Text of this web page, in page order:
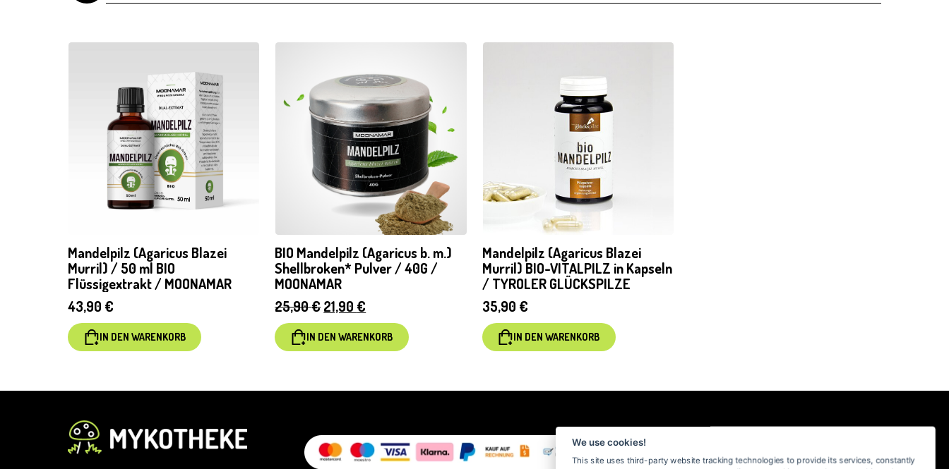
Mandelpilz (Agaricus Blazei
Murril) / 50 ml BIO
Flüssigextrakt / MOONAMAR
43,90 €
IN DEN WARENKORB
BIO Mandelpilz (Agaricus b. m.)
Shellbroken* Pulver / 40G /
MOONAMAR
25,90€Ursprünglicher
Preis
war:
21,90 €
Preis
ist:
IN DEN WARENKORB
Mandelpilz (Agaricus Blazei
Murril) BIO-VITALPILZ in Kapseln
/ TYROLER GLÜCKSPILZE
35,90 €
IN DEN WARENKORB
We use cookies!
This site uses third-party website tracking technologies to provide its services, constantly